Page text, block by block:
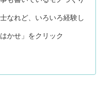
なれど、いろいろ経験し
かせ」をクリック